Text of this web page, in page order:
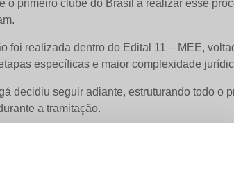
o primeiro clube do Brasil a realizar esse
foi realizada dentro do Edital 11 – MEE,
específicas e maior complexidade
decidiu seguir adiante, estruturando todo o
a tramitação.
estabelece um precedente e se torna